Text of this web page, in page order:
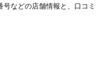
などの店舗情報と、口コ